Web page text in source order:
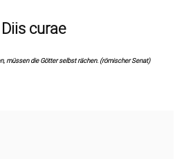
curae
müssen die Götter selbst rächen. (römischer Senat)